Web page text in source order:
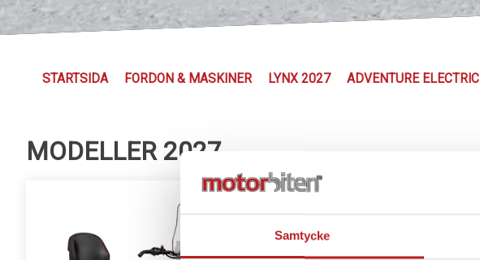
Samtycke
STARTSIDA FORDON & MASKINER LYNX 2027 ADVENTURE ELECTRIC
MODELLER 2027